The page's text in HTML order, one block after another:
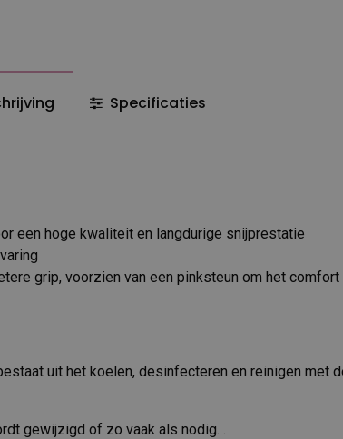
Specificaties
een hoge kwaliteit en langdurige snijprestatie
grip, voorzien van een pinksteun om het comfort
uit het koelen, desinfecteren en reinigen met
gewijzigd of zo vaak als nodig. .